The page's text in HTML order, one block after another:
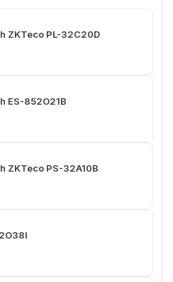
ZKTeco PL-32C20D
ES-852O21B
ZKTeco PS-32A10B